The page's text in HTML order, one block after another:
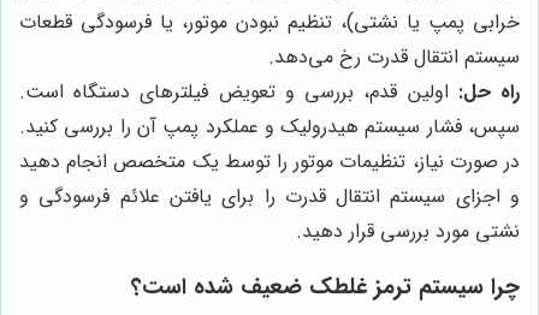
خرابی پمپ یا نشتی)، تنظیم نبودن موتور، یا فرسودگی قطعات
سیستم انتقال قدرت رخ می‌دهد.
راه حل: اولین قدم، بررسی و تعویض فیلترهای دستگاه است.
سپس، فشار سیستم هیدرولیک و عملکرد پمپ آن را بررسی کنید.
در صورت نیاز، تنظیمات موتور را توسط یک متخصص انجام دهید
و اجزای سیستم انتقال قدرت را برای یافتن علائم فرسودگی و
نشتی مورد بررسی قرار دهید.
چرا سیستم ترمز غلطک ضعیف شده است؟